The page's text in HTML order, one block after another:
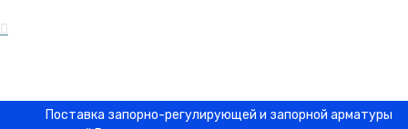
Поставка запорно-регулирующей и запорной арматуры